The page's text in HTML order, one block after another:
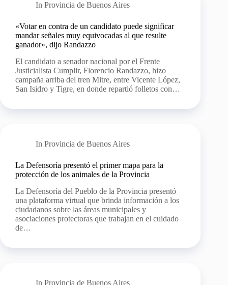
In Provincia de Buenos Aires
«Votar en contra de un candidato puede significar
mandar señales muy equivocadas al que resulte
ganador», dijo Randazzo
El candidato a senador nacional por el Frente
Justicialista Cumplir, Florencio Randazzo, hizo
campaña arriba del tren Mitre, entre Vicente López,
San Isidro y Tigre, en donde repartió folletos con…
In Provincia de Buenos Aires
La Defensoría presentó el primer mapa para la
protección de los animales de la Provincia
La Defensoría del Pueblo de la Provincia presentó
una plataforma virtual que brinda información a los
ciudadanos sobre las áreas municipales y
asociaciones protectoras que trabajan en el cuidado
de…
In Provincia de Buenos Aires